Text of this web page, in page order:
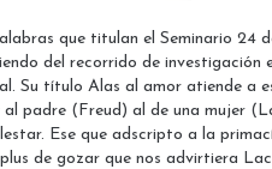
que titulan el Seminario 24
del recorrido de investigación
Su título Alas al amor atiende a
padre (Freud) al de una mujer
Ese que adscripto a la
de gozar que nos advirtiera